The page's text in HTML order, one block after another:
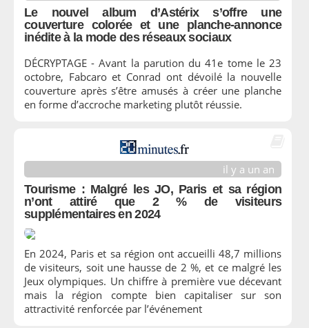
Le nouvel album d’Astérix s’offre une
couverture colorée et une planche-annonce
inédite à la mode des réseaux sociaux
DÉCRYPTAGE - Avant la parution du 41e tome le 23
octobre, Fabcaro et Conrad ont dévoilé la nouvelle
couverture après s’être amusés à créer une planche
en forme d’accroche marketing plutôt réussie.
il y a un an
Tourisme : Malgré les JO, Paris et sa région
n’ont attiré que 2 % de visiteurs
supplémentaires en 2024
En 2024, Paris et sa région ont accueilli 48,7 millions
de visiteurs, soit une hausse de 2 %, et ce malgré les
Jeux olympiques. Un chiffre à première vue décevant
mais la région compte bien capitaliser sur son
attractivité renforcée par l’événement